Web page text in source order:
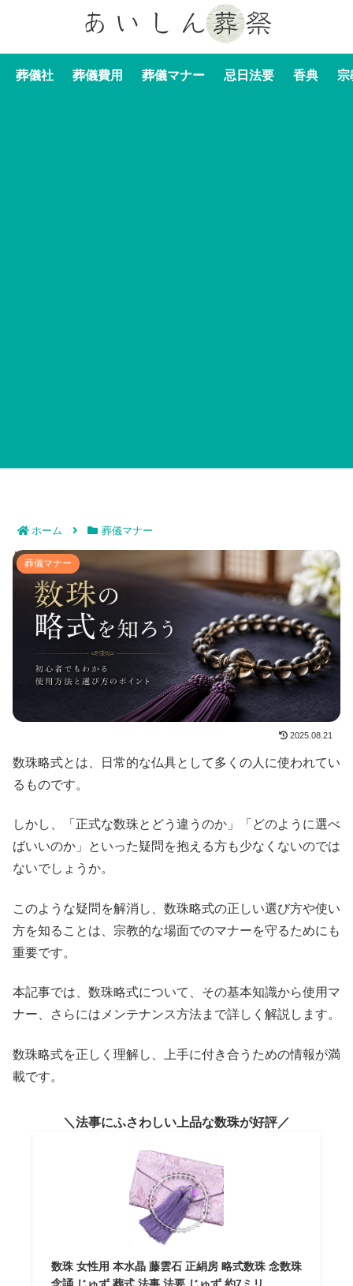
葬儀社 葬儀費用 葬儀マナー 忌日法要 香典 宗
ホーム 葬儀マナー
数珠の略式を知ろう｜初心者でもわかる使用方法と選び
方のポイント
葬儀マナー
2025.08.21
数珠略式とは、日常的な仏具として多くの人に使われてい
るものです。
しかし、「正式な数珠とどう違うのか」「どのように選べ
ばいいのか」といった疑問を抱える方も少なくないのでは
ないでしょうか。
このような疑問を解消し、数珠略式の正しい選び方や使い
方を知ることは、宗教的な場面でのマナーを守るためにも
重要です。
本記事では、数珠略式について、その基本知識から使用マ
ナー、さらにはメンテナンス方法まで詳しく解説します。
数珠略式を正しく理解し、上手に付き合うための情報が満
載です。
法事にふさわしい上品な数珠が好評
数珠 女性用 本水晶 藤雲石 正絹房 略式数珠 念数珠
念誦 じゅず 葬式 法事 法要 じゅず 約7ミリ